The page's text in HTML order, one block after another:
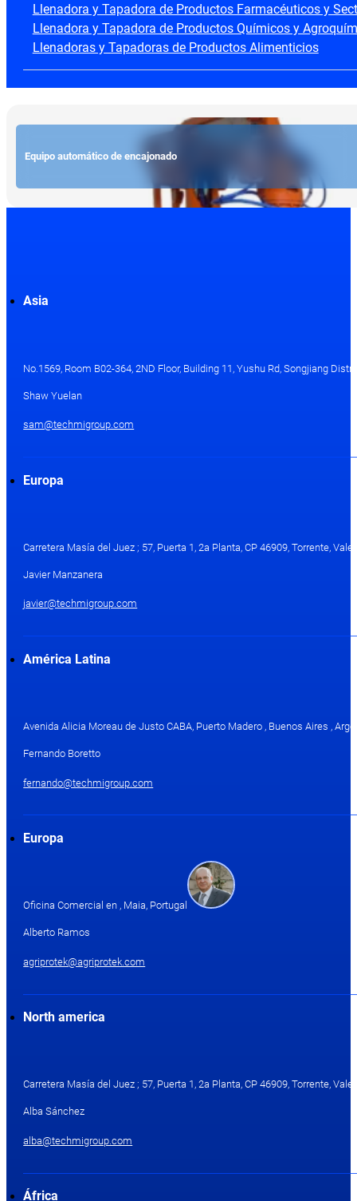
Equipo automático de encajonado
Llenadora y Tapadora de Productos Farmacéuticos y
Llenadora y Tapadora de Productos Químicos y
Llenadoras y Tapadoras de Productos Alimenticios
Asia
No.1569, Room B02-364, 2ND Floor, Building 11, Yushu Rd, Songjiang
Shaw Yuelan
sam@techmigroup.com
Europa
Carretera Masía del Juez ; 57, Puerta 1, 2a Planta, CP 46909, Torrente,
Javier Manzanera
javier@techmigroup.com
América Latina
Avenida Alicia Moreau de Justo CABA, Puerto Madero , Buenos Aires ,
Fernando Boretto
fernando@techmigroup.com
Europa
Oficina Comercial en , Maia, Portugal
Alberto Ramos
agriprotek@agriprotek.com
North america
Carretera Masía del Juez ; 57, Puerta 1, 2a Planta, CP 46909, Torrente,
Alba Sánchez
alba@techmigroup.com
África